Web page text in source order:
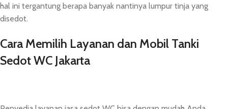
hal ini tergantung berapa banyak nantinya lumpur tinja yang
disedot.
Cara Memilih Layanan dan Mobil Tanki
Sedot WC Jakarta